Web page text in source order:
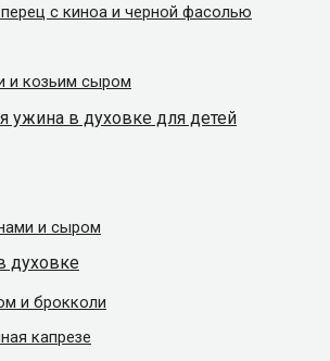
с киноа и черной фасолью
и козьим сыром
ужина в духовке для детей
и сыром
духовке
и брокколи
капрезе